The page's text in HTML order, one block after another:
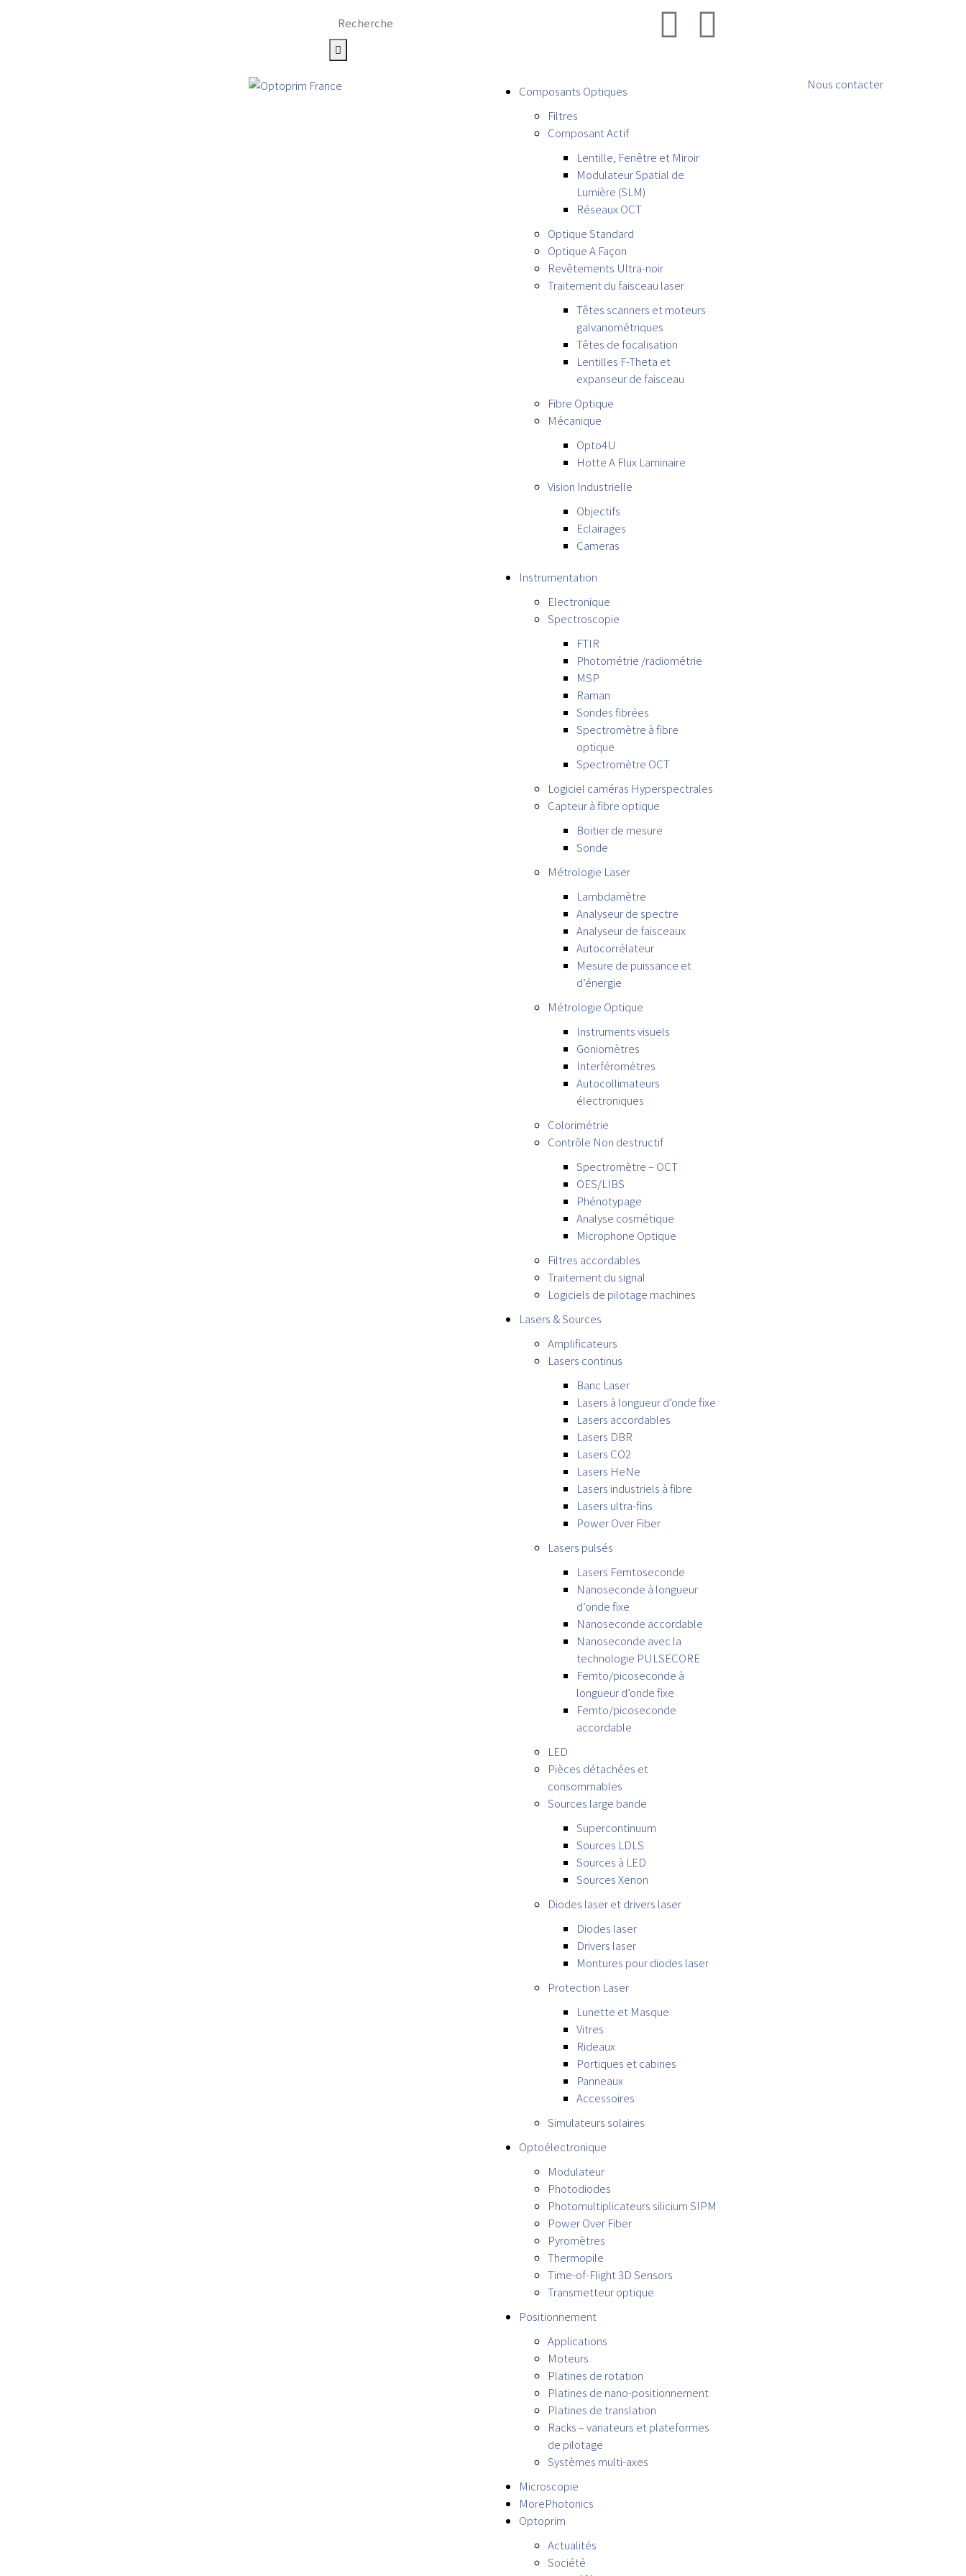
Composants Optiques
Filtres
Composant Actif
Lentille, Fenêtre et Miroir
Modulateur Spatial de
Lumière (SLM)
Réseaux OCT
Optique Standard
Optique A Façon
Revêtements Ultra-noir
Traitement du faisceau laser
Têtes scanners et moteurs
galvanométriques
Têtes de focalisation
Lentilles F-Theta et
expanseur de faisceau
Fibre Optique
Mécanique
Opto4U
Hotte A Flux Laminaire
Vision Industrielle
Objectifs
Eclairages
Cameras
Instrumentation
Electronique
Spectroscopie
FTIR
Photométrie /radiométrie
MSP
Raman
Sondes fibrées
Spectromètre à fibre
optique
Spectromètre OCT
Logiciel caméras Hyperspectrales
Capteur à fibre optique
Boitier de mesure
Sonde
Métrologie Laser
Lambdamètre
Analyseur de spectre
Analyseur de faisceaux
Autocorrélateur
Mesure de puissance et
d’énergie
Métrologie Optique
Instruments visuels
Goniomètres
Interféromètres
Autocollimateurs
électroniques
Colorimétrie
Contrôle Non destructif
Spectromètre – OCT
OES/LIBS
Phénotypage
Analyse cosmétique
Microphone Optique
Filtres accordables
Traitement du signal
Logiciels de pilotage machines
Lasers & Sources
Amplificateurs
Lasers continus
Banc Laser
Lasers à longueur d’onde fixe
Lasers accordables
Lasers DBR
Lasers CO2
Lasers HeNe
Lasers industriels à fibre
Lasers ultra-fins
Power Over Fiber
Lasers pulsés
Lasers Femtoseconde
Nanoseconde à longueur
d’onde fixe
Nanoseconde accordable
Nanoseconde avec la
technologie PULSECORE
Femto/picoseconde à
longueur d’onde fixe
Femto/picoseconde
accordable
LED
Pièces détachées et
consommables
Sources large bande
Supercontinuum
Sources LDLS
Sources à LED
Sources Xenon
Diodes laser et drivers laser
Diodes laser
Drivers laser
Montures pour diodes laser
Protection Laser
Lunette et Masque
Vitres
Rideaux
Portiques et cabines
Panneaux
Accessoires
Simulateurs solaires
Optoélectronique
Modulateur
Photodiodes
Photomultiplicateurs silicium SIPM
Power Over Fiber
Pyromètres
Thermopile
Time-of-Flight 3D Sensors
Transmetteur optique
Positionnement
Applications
Moteurs
Platines de rotation
Platines de nano-positionnement
Platines de translation
Racks – variateurs et plateformes
de pilotage
Systèmes multi-axes
Microscopie
MorePhotonics
Optoprim
Actualités
Société
Nous contacter